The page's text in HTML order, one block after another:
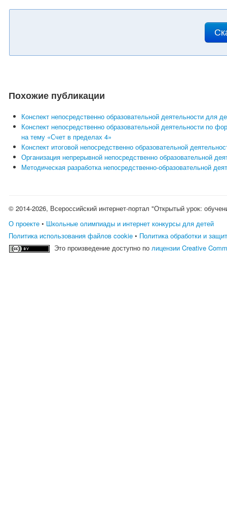
Похожие публикации
Конспект непосредственно образовательной деятельности для
Конспект непосредственно образовательной деятельности по
на тему «Счет в пределах 4»
Конспект итоговой непосредственно образовательной
Организация непрерывной непосредственно образовательной
Методическая разработка непосредственно-образовательной
© 2014-2026, Всероссийский интернет-портал "Открытый урок:
О проекте • Школьные олимпиады и интернет конкурсы для детей
Политика использования файлов cookie • Политика обработки и
Это произведение доступно полицензии Creative